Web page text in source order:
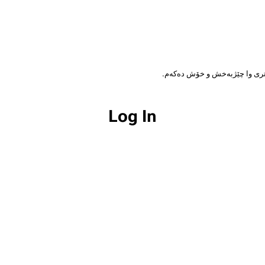
تری وا چێژبەخش و خۆش دەکەم.
Log In